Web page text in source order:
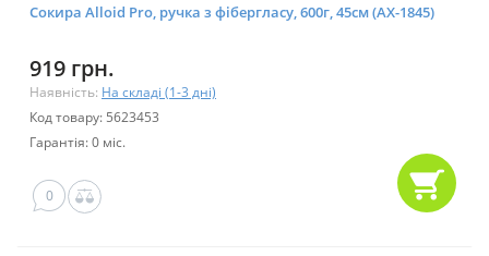
Сокира Alloid Pro, ручка з фібергласу, 600г, 45см (AX-1845)
919 грн.
Наявність: На складі (1-3 дні)
Код товару: 5623453
Гарантія: 0 міс.
0